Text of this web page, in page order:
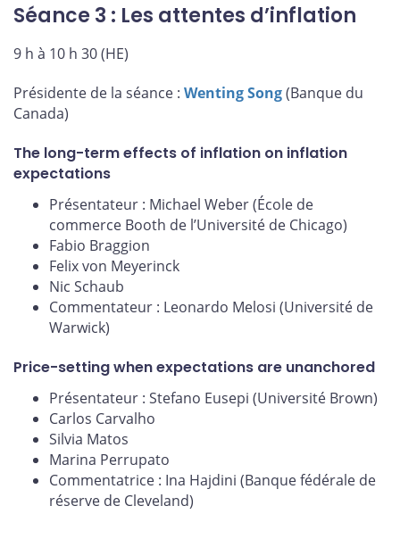
Séance 3 : Les attentes d’inflation
9 h à 10 h 30 (HE)
Présidente de la séance : Wenting Song(Banque du
Canada)
The long-term effects of inflation on inflation
expectations
Présentateur : Michael Weber (École de
commerce Booth de l’Université de Chicago)
Fabio Braggion
Felix von Meyerinck
Nic Schaub
Commentateur : Leonardo Melosi (Université de
Warwick)
Price-setting when expectations are unanchored
Présentateur : Stefano Eusepi (Université Brown)
Carlos Carvalho
Silvia Matos
Marina Perrupato
Commentatrice : Ina Hajdini (Banque fédérale de
réserve de Cleveland)